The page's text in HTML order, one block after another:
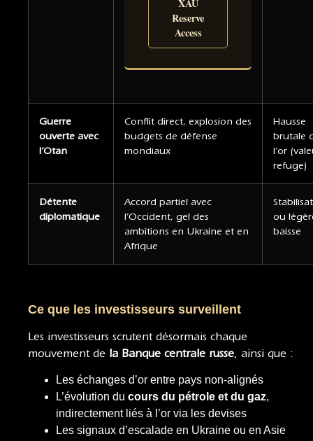
XAU
Reserve
Access
Guerre
ouverte avec
l’Otan
Conflit direct, explosion des
budgets de défense
mondiaux
Hausse
brutale
l’or
refuge)
Détente
diplomatique
Accord partiel avec
l’Occident, gel des
ambitions en Ukraine et en
Afrique
ou
baisse
Ce que les investisseurs surveillent
Les investisseurs scrutent désormais chaque
mouvement de la Banque centrale russe, ainsi que :
Les échanges d’or entre pays non-alignés
L’évolution du cours du pétrole et du gaz,
indirectement liés à l’or via les devises
Les signaux d’escalade en Ukraine ou en Asie